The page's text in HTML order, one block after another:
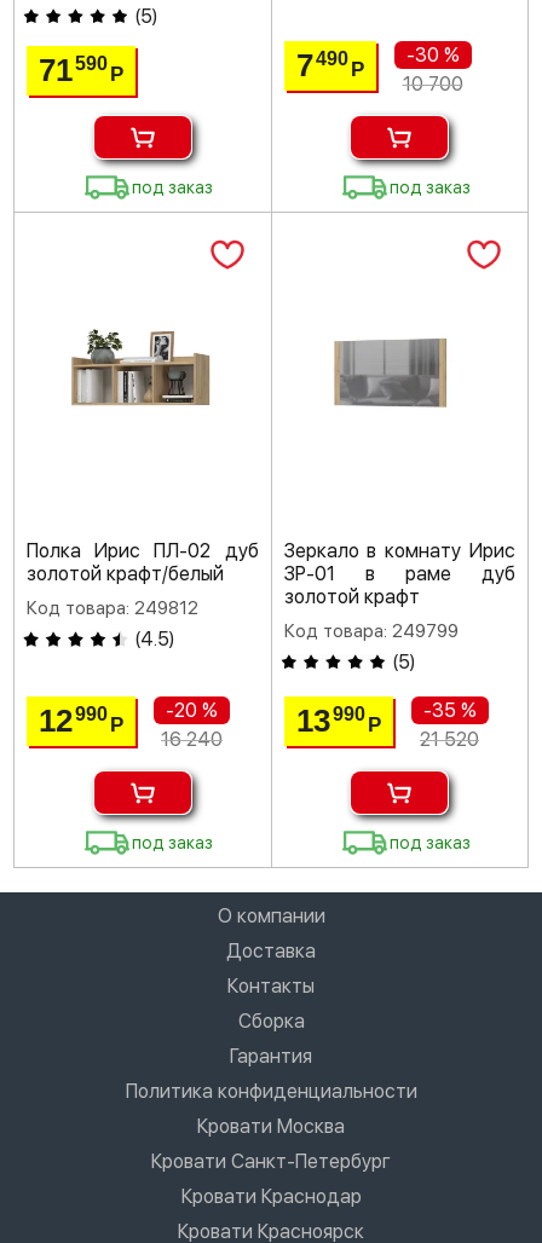
(5)
71590Р
под заказ
7490 Р
-30 %
10 700
под заказ
Полка Ирис ПЛ-02 дуб
золотой крафт/белый
Код товара: 249812
(4.5)
12990Р
-20 %
16 240
под заказ
Зеркало в комнату Ирис
ЗР-01 в раме дуб
золотой крафт
Код товара: 249799
(5)
13990 Р
-35 %
21 520
под заказ
О компании
Доставка
Контакты
Сборка
Гарантия
Политика конфиденциальности
Кровати Москва
Кровати Санкт-Петербург
Кровати Краснодар
Кровати Красноярск